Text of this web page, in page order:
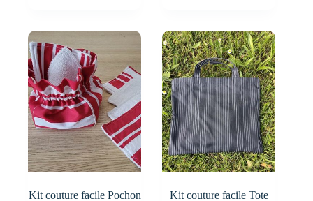
Kit couture facile Pochon Kit couture facile Tote